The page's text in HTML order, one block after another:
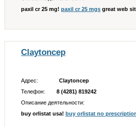
paxil cr 25 mg! paxil cr 25 mgs great web
Claytoncep
Адрес:
Claytoncep
Телефон:
8 (4281) 819242
Описание деятельности:
buy orlistat usa! buy orlistat no